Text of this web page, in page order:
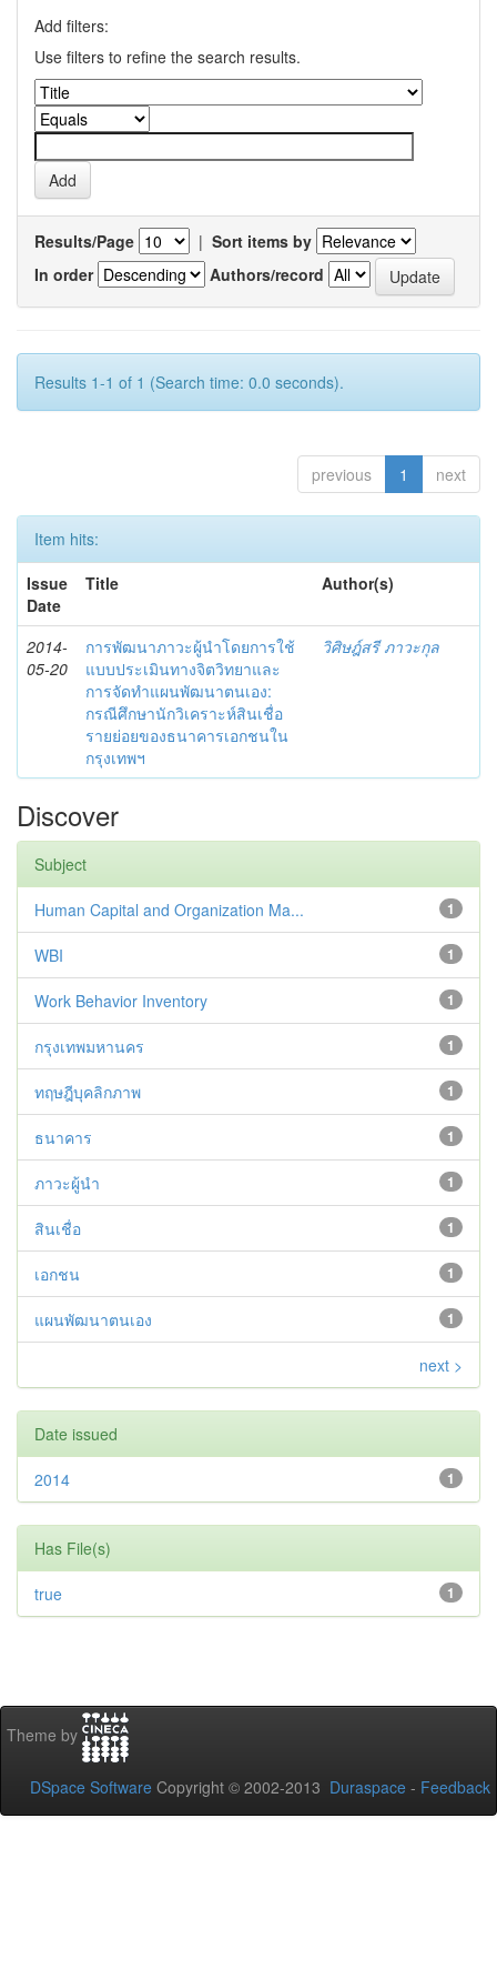
Add filters:
Use filters to refine the search results.
Results/Page | Sort items by
In order
Authors/record
Results 1-1 of 1 (Search time: 0.0 seconds).
previous 1 next
Item hits:
Issue
Date
Title Author(s)
2014-
05-20
การพัฒนาภาวะผู้นำโดยการใช้
แบบประเมินทางจิตวิทยาและ
การจัดทำแผนพัฒนาตนเอง:
กรณีศึกษานักวิเคราะห์สินเชื่อ
รายย่อยของธนาคารเอกชนใน
กรุงเทพฯ
วิศิษฎ์สรี ภาวะกุล
Discover
Subject
1
Human Capital and Organization Ma...
1
WBI
1
Work Behavior Inventory
1
กรุงเทพมหานคร
1
ทฤษฎีบุคลิกภาพ
1
ธนาคาร
1
ภาวะผู้นำ
1
สินเชื่อ
1
เอกชน
1
แผนพัฒนาตนเอง
next >
Date issued
1
2014
Has File(s)
1
true
Theme by
DSpace Software Copyright © 2002-2013 Duraspace - Feedback